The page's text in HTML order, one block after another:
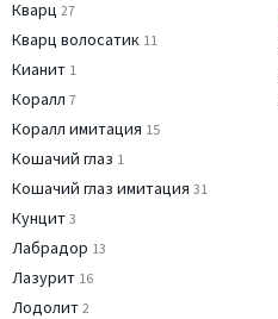
Кварц 27
Кварц волосатик 11
Кианит 1
Коралл 7
Коралл имитация 15
Кошачий глаз 1
Кошачий глаз имитация 31
Кунцит 3
Лабрадор 13
Лазурит 16
Лодолит 2